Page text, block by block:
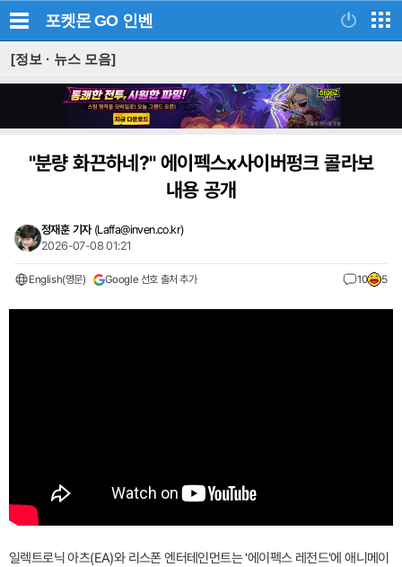
포켓몬 GO 인벤
[정보 · 뉴스 모음]
"분량 화끈하네?" 에이펙스x사이버펑크 콜라보
내용 공개
정재훈 기자 (Laffa@inven.co.kr)
2026-07-08 01:21
English(영문) Google 선호 출처 추가 10 5
일렉트로닉 아츠(EA)와 리스폰 엔터테인먼트는 '에이펙스 레전드'에 애니메이